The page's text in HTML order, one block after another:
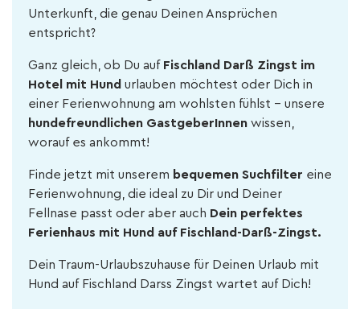
Unterkunft, die genau Deinen Ansprüchen
entspricht?
Ganz gleich, ob Du auf Fischland Darß Zingst im
Hotel mit Hund urlauben möchtest oder Dich in
einer Ferienwohnung am wohlsten fühlst – unsere
hundefreundlichen GastgeberInnen wissen,
worauf es ankommt!
Finde jetzt mit unserem bequemen Suchfilter eine
Ferienwohnung, die ideal zu Dir und Deiner
Fellnase passt oder aber auch Dein perfektes
Ferienhaus mit Hund auf Fischland-Darß-Zingst.
Dein Traum-Urlaubszuhause für Deinen Urlaub mit
Hund auf Fischland Darss Zingst wartet auf Dich!